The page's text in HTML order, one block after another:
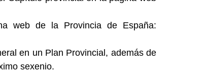
web de la Provincia de España:
en un Plan Provincial, además de
sexenio.